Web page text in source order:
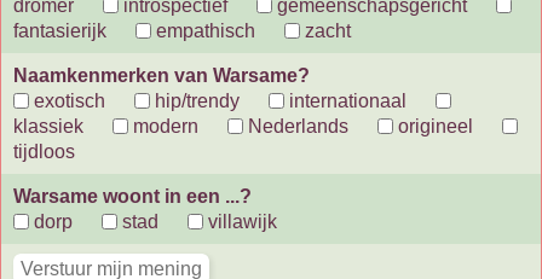
dromer
introspectief
gemeenschapsgericht
fantasierijk
empathisch zacht
Naamkenmerken van Warsame?
exotisch
hip/trendy
internationaal
klassiek
modern Nederlands
origineel
tijdloos
Warsame woont in een ...?
dorp
stad villawijk